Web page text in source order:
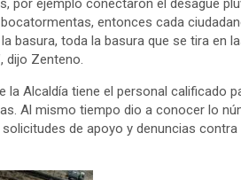
por ejemplo conectaron el desagüe
entonces cada
basura, toda la basura que se tira en
dijo Zenteno.
la Alcaldía tiene el personal calificado
Al mismo tiempo dio a conocer lo
de apoyo y denuncias contra